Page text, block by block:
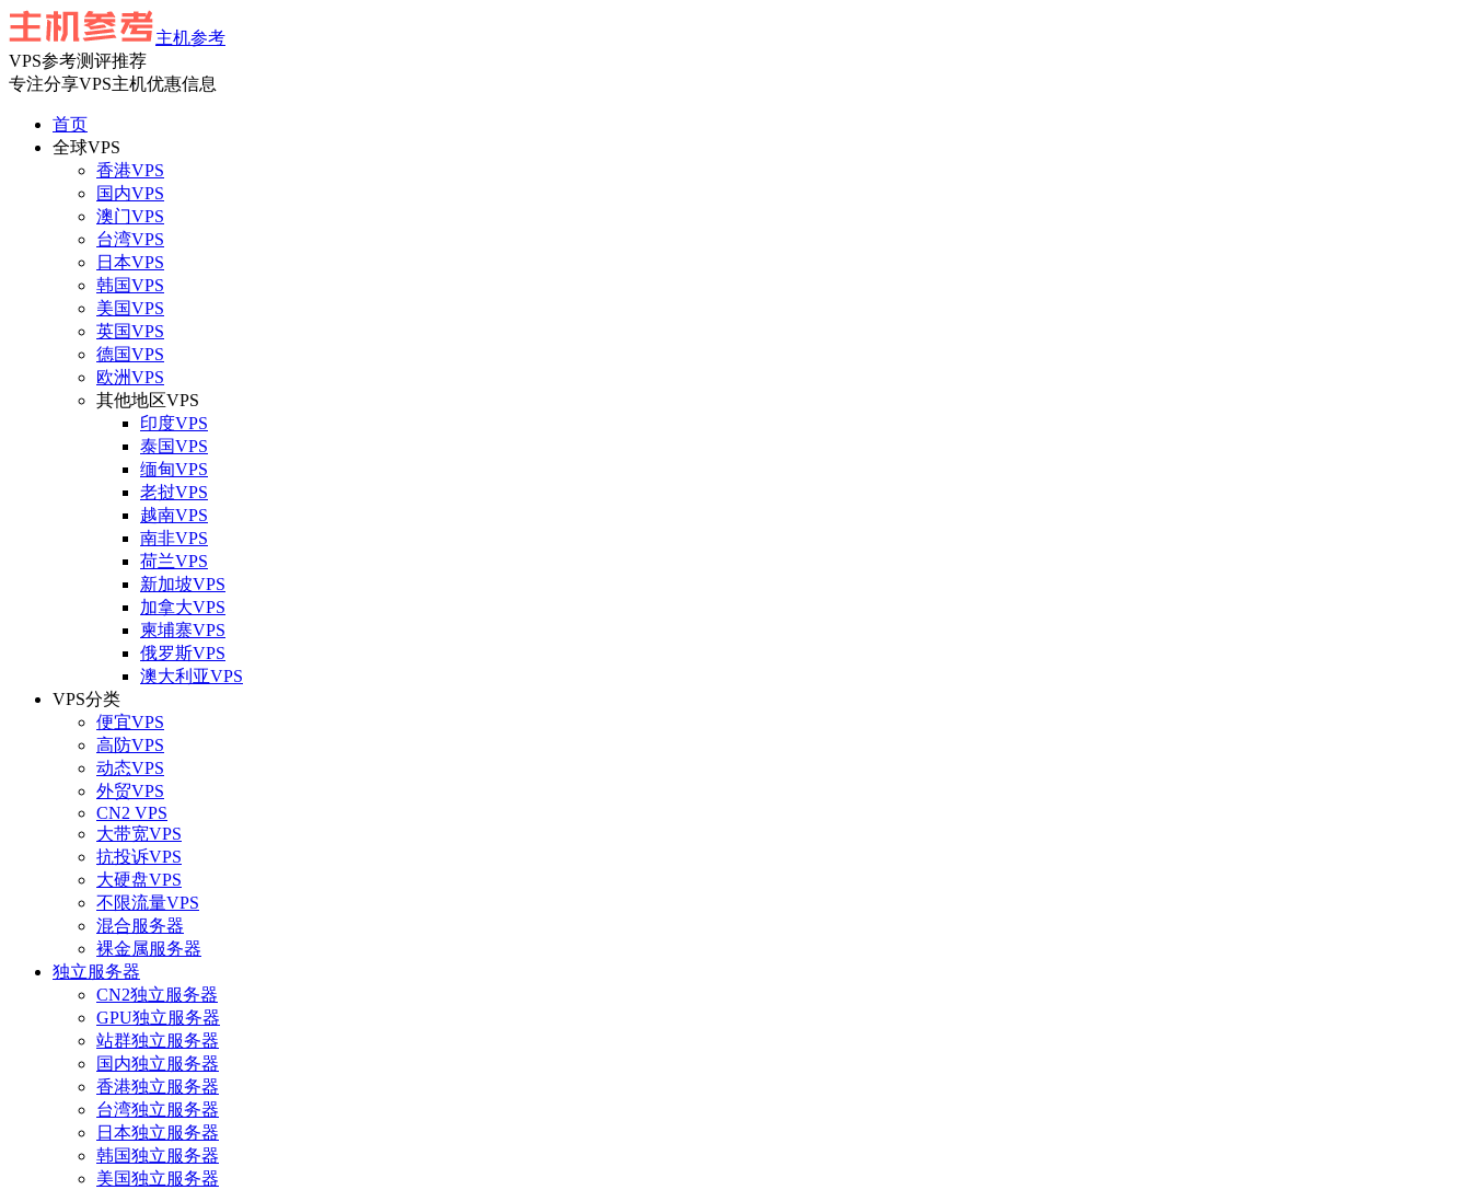
主机参考
VPS参考测评推荐
专注分享VPS主机优惠信息
首页
全球VPS
香港VPS
国内VPS
澳门VPS
台湾VPS
日本VPS
韩国VPS
美国VPS
英国VPS
德国VPS
欧洲VPS
其他地区VPS
印度VPS
泰国VPS
缅甸VPS
老挝VPS
越南VPS
南非VPS
荷兰VPS
新加坡VPS
加拿大VPS
柬埔寨VPS
俄罗斯VPS
澳大利亚VPS
VPS分类
便宜VPS
高防VPS
动态VPS
外贸VPS
CN2 VPS
大带宽VPS
抗投诉VPS
大硬盘VPS
不限流量VPS
混合服务器
裸金属服务器
独立服务器
CN2独立服务器
GPU独立服务器
站群独立服务器
国内独立服务器
香港独立服务器
台湾独立服务器
日本独立服务器
韩国独立服务器
美国独立服务器